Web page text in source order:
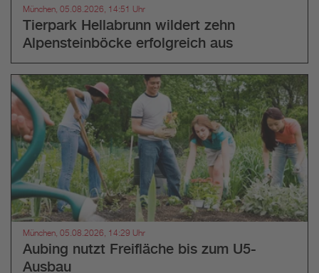
München, 05.08.2026, 14:51 Uhr
Tierpark Hellabrunn wildert zehn
Alpensteinböcke erfolgreich aus
München, 05.08.2026, 14:29 Uhr
Aubing nutzt Freifläche bis zum U5-
Ausbau